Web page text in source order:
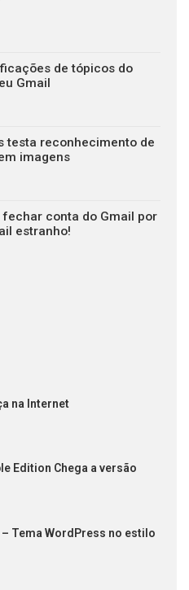
de tópicos do
Gmail
testa reconhecimento de
imagens
conta do Gmail por
estranho!
na Internet
Edition Chega a versão
Tema WordPress no estilo